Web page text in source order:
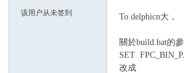
该用户从未签到 To delphicn大，
關於build.bat的
SET
改成